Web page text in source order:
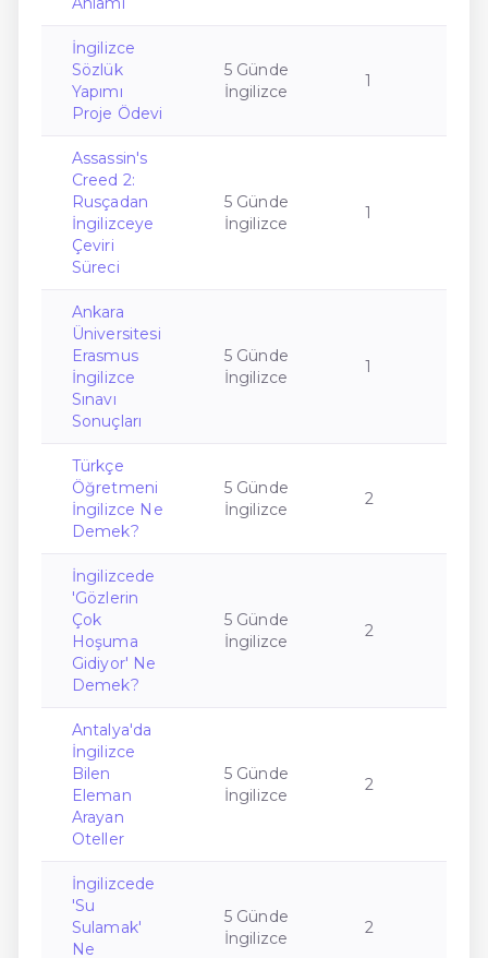
İngilizce
Sözlük
Yapımı
Proje Ödevi
5 Günde
İngilizce
1
Assassin's
Creed 2:
Rusçadan
İngilizceye
Çeviri
Süreci
5 Günde
İngilizce
1
Ankara
Üniversitesi
Erasmus
İngilizce
Sınavı
Sonuçları
5 Günde
İngilizce
1
Türkçe
Öğretmeni
İngilizce Ne
Demek?
5 Günde
İngilizce
2
İngilizcede
'Gözlerin
Çok
Hoşuma
Gidiyor' Ne
Demek?
5 Günde
İngilizce
2
Antalya'da
İngilizce
Bilen
Eleman
Arayan
Oteller
5 Günde
İngilizce
2
İngilizcede
'Su
Sulamak'
Ne
5 Günde
İngilizce
2